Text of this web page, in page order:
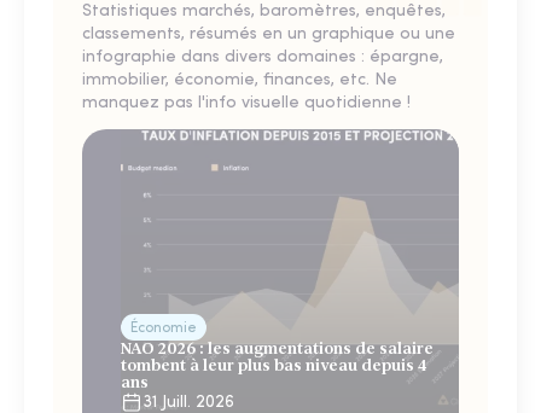
Statistiques marchés, baromètres, enquêtes,
classements, résumés en un graphique ou une
infographie dans divers domaines : épargne,
immobilier, économie, finances, etc. Ne
manquez pas l'info visuelle quotidienne !
Économie
NAO 2026 : les augmentations de salaire
tombent à leur plus bas niveau depuis 4
ans
31 Juill. 2026